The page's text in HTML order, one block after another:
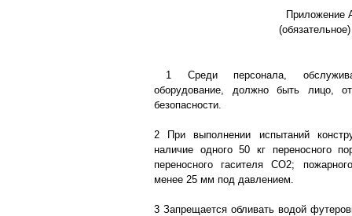
Приложение
(обязательное)
1 Среди персонала,
оборудование, должно быть лицо,
безопасности.
2 При выполнении испытаний
наличие одного 50 кг переносного
переносного гасителя CO2;
менее 25 мм под давлением.
3 Запрещается обливать водой